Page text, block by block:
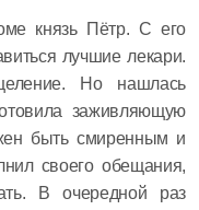
князь Пётр. С его
лучшие лекари.
Но нашлась
заживляющую
быть смиренным и
своего обещания,
В очередной раз